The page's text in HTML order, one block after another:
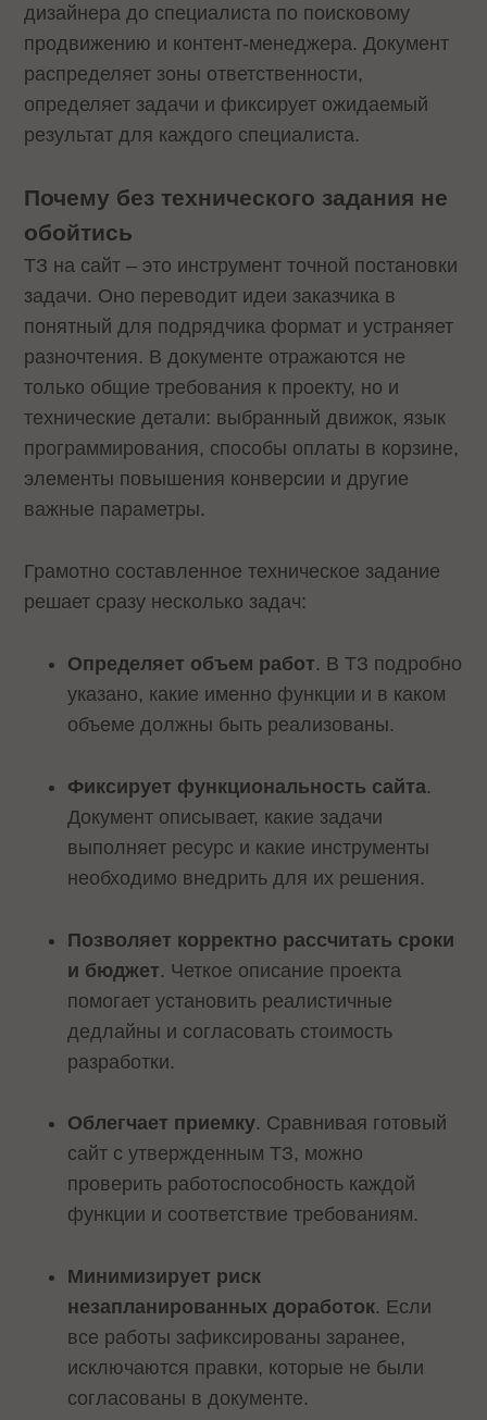
дизайнера до специалиста по поисковому
продвижению и контент-менеджера. Документ
распределяет зоны ответственности,
определяет задачи и фиксирует ожидаемый
результат для каждого специалиста.
Почему без технического задания не
обойтись
ТЗ на сайт – это инструмент точной постановки
задачи. Оно переводит идеи заказчика в
понятный для подрядчика формат и устраняет
разночтения. В документе отражаются не
только общие требования к проекту, но и
технические детали: выбранный движок, язык
программирования, способы оплаты в корзине,
элементы повышения конверсии и другие
важные параметры.
Грамотно составленное техническое задание
решает сразу несколько задач:
Определяет объем работ. В ТЗ подробно
указано, какие именно функции и в каком
объеме должны быть реализованы.
Фиксирует функциональность сайта.
Документ описывает, какие задачи
выполняет ресурс и какие инструменты
необходимо внедрить для их решения.
Позволяет корректно рассчитать сроки
и бюджет. Четкое описание проекта
помогает установить реалистичные
дедлайны и согласовать стоимость
разработки.
Облегчает приемку. Сравнивая готовый
сайт с утвержденным ТЗ, можно
проверить работоспособность каждой
функции и соответствие требованиям.
Минимизирует риск
незапланированных доработок. Если
все работы зафиксированы заранее,
исключаются правки, которые не были
согласованы в документе.